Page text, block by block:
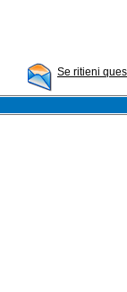
Se ritieni